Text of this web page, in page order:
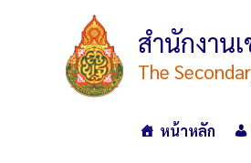
สำนักงาน
The
หน้าหลัก